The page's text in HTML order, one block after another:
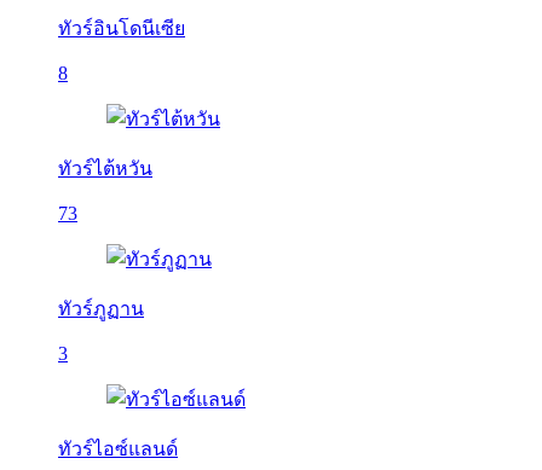
ทัวร์อินโดนีเซีย
8
ทัวร์ไต้หวัน
73
ทัวร์ภูฏาน
3
ทัวร์ไอซ์แลนด์